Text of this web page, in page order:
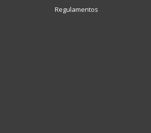
Regulamentos